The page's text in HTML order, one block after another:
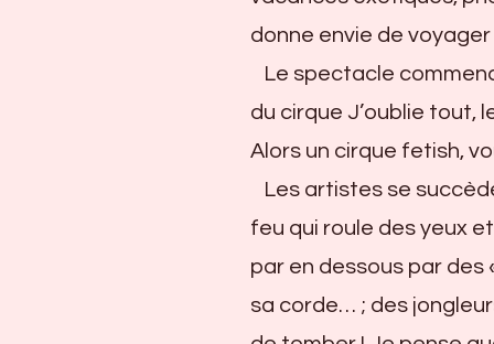
donne envie de voyager
Le spectacle
du cirque J’oublie tout,
Alors un cirque fetish,
Les artistes se
feu qui roule des yeux
par en dessous par des
sa corde… ; des